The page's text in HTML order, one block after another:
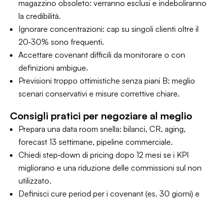
magazzino obsoleto: verranno esclusi e indeboliranno
la credibilità.
Ignorare concentrazioni: cap su singoli clienti oltre il
20‑30% sono frequenti.
Accettare covenant difficili da monitorare o con
definizioni ambigue.
Previsioni troppo ottimistiche senza piani B: meglio
scenari conservativi e misure correttive chiare.
Consigli pratici per negoziare al meglio
Prepara una data room snella: bilanci, CR, aging,
forecast 13 settimane, pipeline commerciale.
Chiedi step‑down di pricing dopo 12 mesi se i KPI
migliorano e una riduzione delle commissioni sul non
utilizzato.
Definisci cure period per i covenant (es. 30 giorni) e